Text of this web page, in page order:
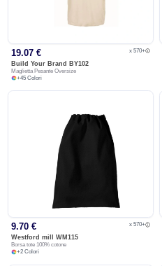
19.07 € x 570+
Build Your Brand BY102
Maglietta Pesante Oversize
+45 Colori
9.70 € x 570+
Westford mill WM115
Borsa tote 100% cotone
+2 Colori